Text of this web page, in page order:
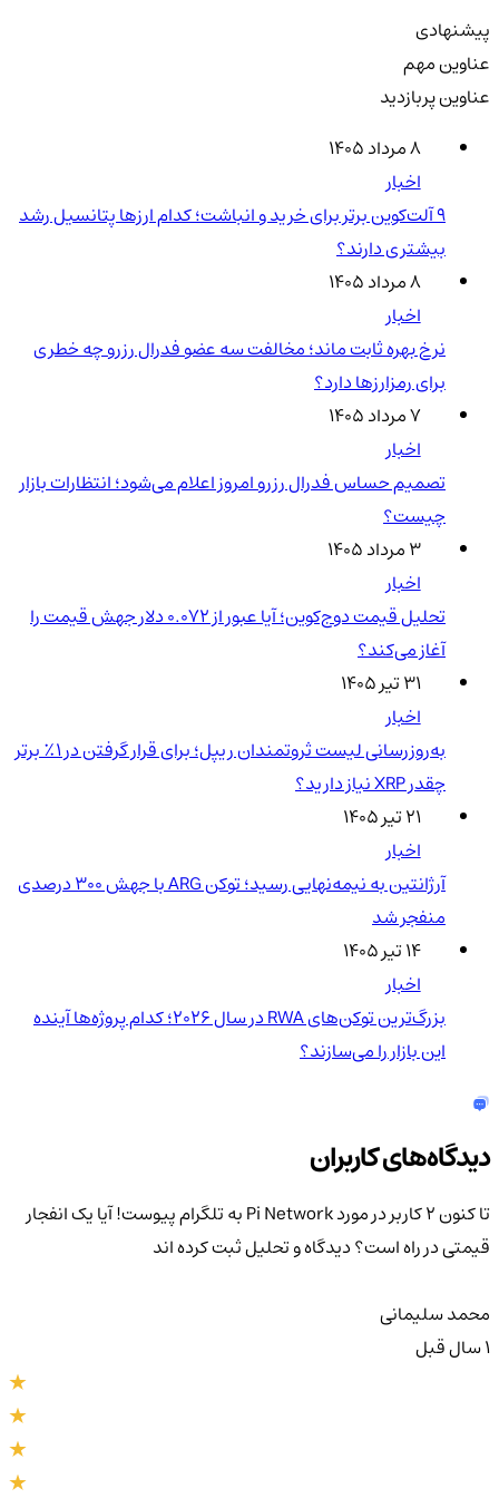
پیشنهادی
عناوین مهم
عناوین پربازدید
۸ مرداد ۱۴۰۵
اخبار
۹ آلت‌کوین برتر برای خرید و انباشت؛ کدام ارزها پتانسیل رشد
بیشتری دارند؟
۸ مرداد ۱۴۰۵
اخبار
نرخ بهره ثابت ماند؛ مخالفت سه عضو فدرال رزرو چه خطری
برای رمزارزها دارد؟
۷ مرداد ۱۴۰۵
اخبار
تصمیم حساس فدرال رزرو امروز اعلام می‌شود؛ انتظارات بازار
چیست؟
۳ مرداد ۱۴۰۵
اخبار
تحلیل قیمت دوج‌کوین؛ آیا عبور از ۰.۰۷۲ دلار جهش قیمت را
آغاز می‌کند؟
۳۱ تیر ۱۴۰۵
اخبار
به‌روزرسانی لیست ثروتمندان ریپل؛ برای قرار گرفتن در ۱٪ برتر
چقدر XRP نیاز دارید؟
۲۱ تیر ۱۴۰۵
اخبار
آرژانتین به نیمه‌نهایی رسید؛ توکن ARG با جهش ۳۰۰ درصدی
منفجر شد
۱۴ تیر ۱۴۰۵
اخبار
بزرگ‌ترین توکن‌های RWA در سال ۲۰۲۶؛ کدام پروژه‌ها آینده
این بازار را می‌سازند؟
دیدگاه‌های کاربران
تا کنون 2 کاربر در مورد
Pi Network به تلگرام پیوست! آیا یک انفجار
قیمتی در راه است؟دیدگاه و تحلیل ثبت کرده اند
محمد سلیمانی